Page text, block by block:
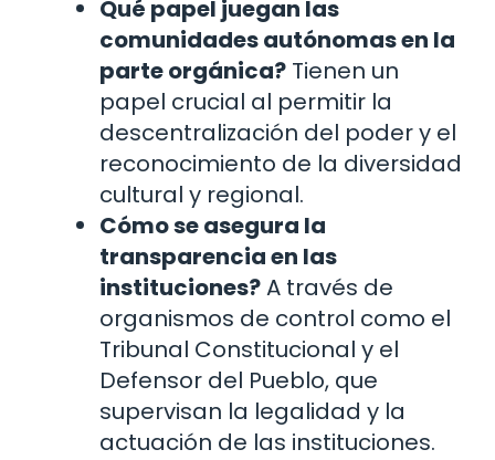
Qué papel juegan las
comunidades autónomas en la
parte orgánica? Tienen un
papel crucial al permitir la
descentralización del poder y el
reconocimiento de la diversidad
cultural y regional.
Cómo se asegura la
transparencia en las
instituciones?A través de
organismos de control como el
Tribunal Constitucional y el
Defensor del Pueblo, que
supervisan la legalidad y la
actuación de las instituciones.